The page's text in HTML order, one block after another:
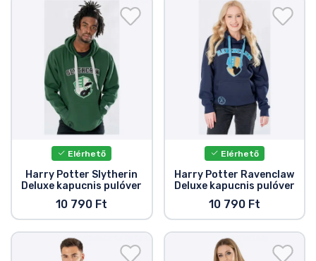
Elérhető
Harry Potter Slytherin
Deluxe kapucnis pulóver
10 790 Ft
Elérhető
Harry Potter Ravenclaw
Deluxe kapucnis pulóver
10 790 Ft